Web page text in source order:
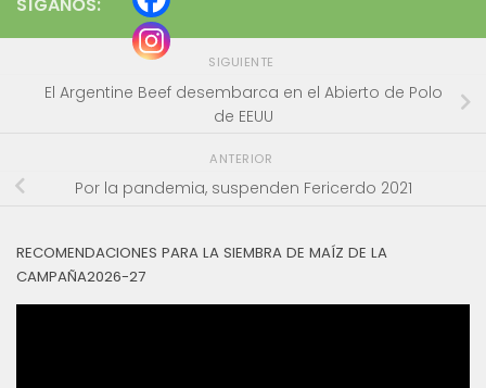
SIGUIENTE
El Argentine Beef desembarca en el Abierto de Polo
de EEUU
ANTERIOR
Por la pandemia, suspenden Fericerdo 2021
RECOMENDACIONES PARA LA SIEMBRA DE MAÍZ DE LA
CAMPAÑA2026-27